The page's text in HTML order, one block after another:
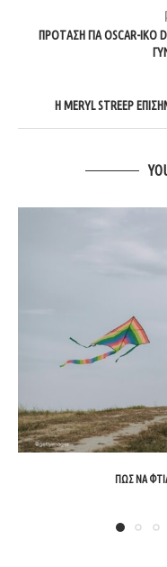
ΠΡΌΤΑΣΗ ΓΙΑ OSCAR-ΙΚΌ
Η MERYL STREEP
ΠΏΣ ΝΑ